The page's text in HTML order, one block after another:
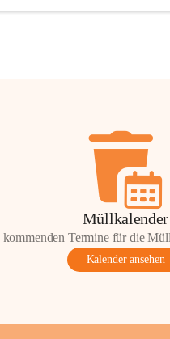
Müllkalender
kommenden Termine für die
Kalender ansehen